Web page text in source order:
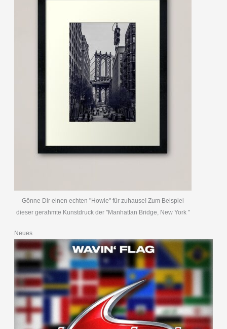
Gönne Dir einen echten "Howie" für zuhause! Zum Beispiel
dieser gerahmte Kunstdruck der "Manhattan Bridge, New York "
Neues